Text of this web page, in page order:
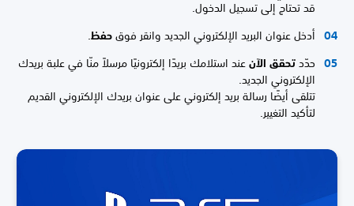
قد تحتاج إلى تسجيل الدخول.
أدخل عنوان البريد الإلكتروني الجديد وانقر فوقحفظ.
حدّدتحقق الآنعند استلامك بريدًا إلكترونيًا مرسلاً منّا في علبة بريدك
الإلكتروني الجديد.
تتلقى أيضًا رسالة بريد إلكتروني على عنوان بريدك الإلكتروني القديم
لتأكيد التغيير.